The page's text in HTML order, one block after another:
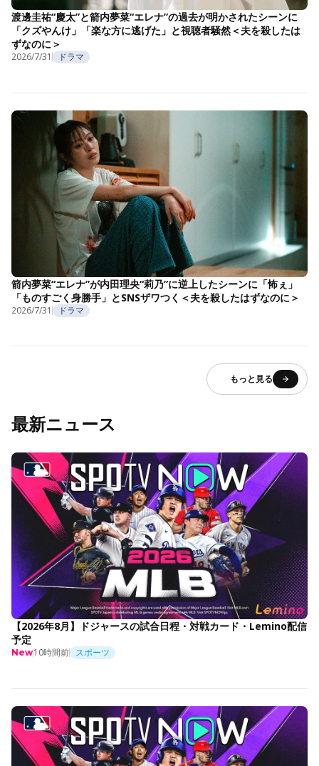
渡邊圭祐“慶太”と箭内夢菜“エレナ”の過去が明かされたシーンに
「クズやんけ」「楽な方に逃げた」と視聴者騒然＜夫を殺したは
ずなのに＞
2026/7/31 ドラマ
箭内夢菜“エレナ”が内田理央“莉乃”に逆上したシーンに「怖ぇ」
「ものすごく身勝手」とSNSザワつく＜夫を殺したはずなのに＞
2026/7/31 ドラマ
もっと見る
最新ニュース
【2026年8月】ドジャースの試合日程・対戦カード・Lemino配信
予定
New10時間前 スポーツ